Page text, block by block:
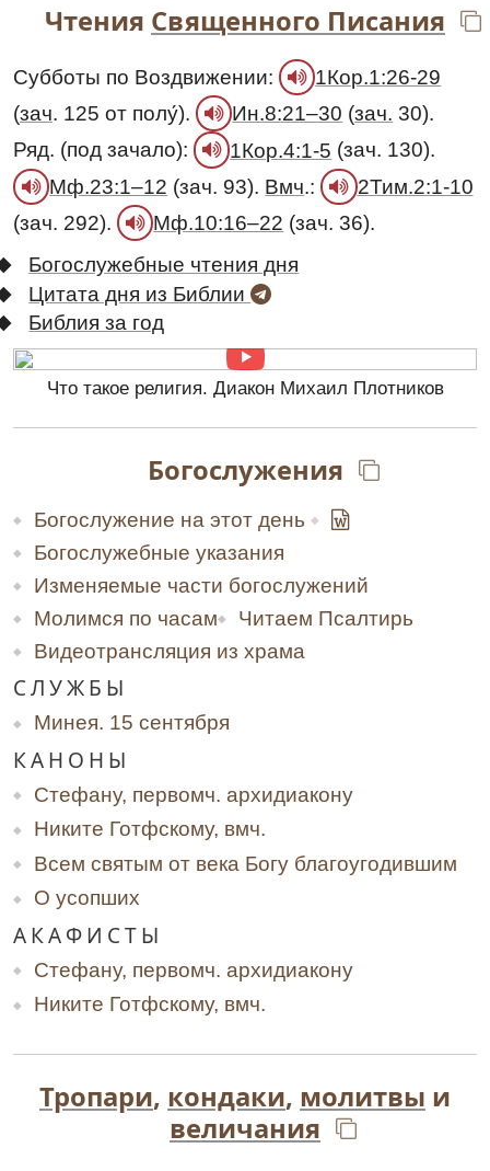
Чтения Священного Писания
Субботы по Воздвижении:
1Кор.1:26-29
(зач. 125 от полу́). Ин.8:21–30 (зач. 30).
Ряд. (под зачало):
1Кор.4:1-5 (зач. 130).
Мф.23:1–12 (зач. 93). Вмч.:
2Тим.2:1-10
(зач. 292).
Мф.10:16–22 (зач. 36).
Богослужебные чтения дня
Цитата дня из Библии
Библия за год
Что такое религия. Диакон Михаил Плотников
Богослужения
Богослужение на этот день
Богослужебные указания
Изменяемые части богослужений
Молимся по часам
Читаем Псалтирь
Видеотрансляция из храма
СЛУЖБЫ
Минея. 15 сентября
КАНОНЫ
Стефану, первомч. архидиакону
Никите Готфскому, вмч.
Всем святым от века Богу благоугодившим
О усопших
АКАФИСТЫ
Стефану, первомч. архидиакону
Никите Готфскому, вмч.
Тропари, кондаки, молитвы и
величания